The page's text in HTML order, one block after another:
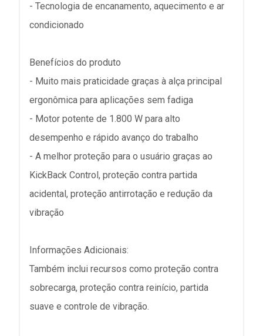
- Tecnologia de encanamento, aquecimento e ar
condicionado
Benefícios do produto
- Muito mais praticidade graças à alça principal
ergonômica para aplicações sem fadiga
- Motor potente de 1.800 W para alto
desempenho e rápido avanço do trabalho
- A melhor proteção para o usuário graças ao
KickBack Control, proteção contra partida
acidental, proteção antirrotação e redução da
vibração
Informações Adicionais:
Também inclui recursos como proteção contra
sobrecarga, proteção contra reinício, partida
suave e controle de vibração.